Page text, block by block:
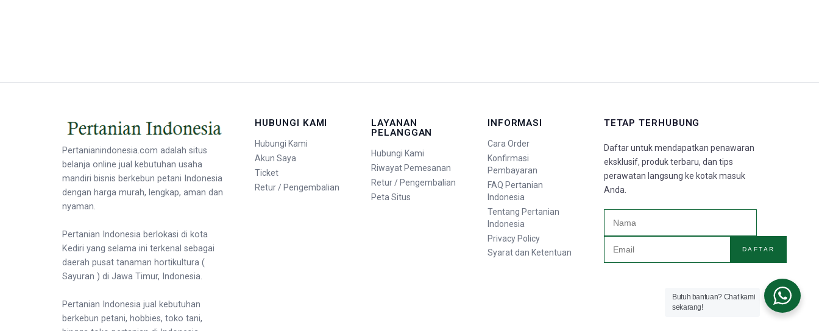
Pertanianindonesia.com adalah situs
belanja online jual kebutuhan usaha
mandiri bisnis berkebun petani Indonesia
dengan harga murah, lengkap, aman dan
nyaman.
Pertanian Indonesia berlokasi di kota
Kediri yang selama ini terkenal sebagai
daerah pusat tanaman hortikultura (
Sayuran ) di Jawa Timur, Indonesia.
Pertanian Indonesia jual kebutuhan
berkebun petani, hobbies, toko tani,
HUBUNGI KAMI
Hubungi Kami
Akun Saya
Ticket
Retur / Pengembalian
LAYANAN
PELANGGAN
Hubungi Kami
Riwayat Pemesanan
Retur / Pengembalian
Peta Situs
INFORMASI
Cara Order
Konfirmasi
Pembayaran
FAQ Pertanian
Indonesia
Tentang Pertanian
Indonesia
Privacy Policy
Syarat dan Ketentuan
TETAP TERHUBUNG
Daftar untuk mendapatkan penawaran
eksklusif, produk terbaru, dan tips
perawatan langsung ke kotak masuk
Anda.
DAFTAR
Butuh bantuan? Chat kami
sekarang!